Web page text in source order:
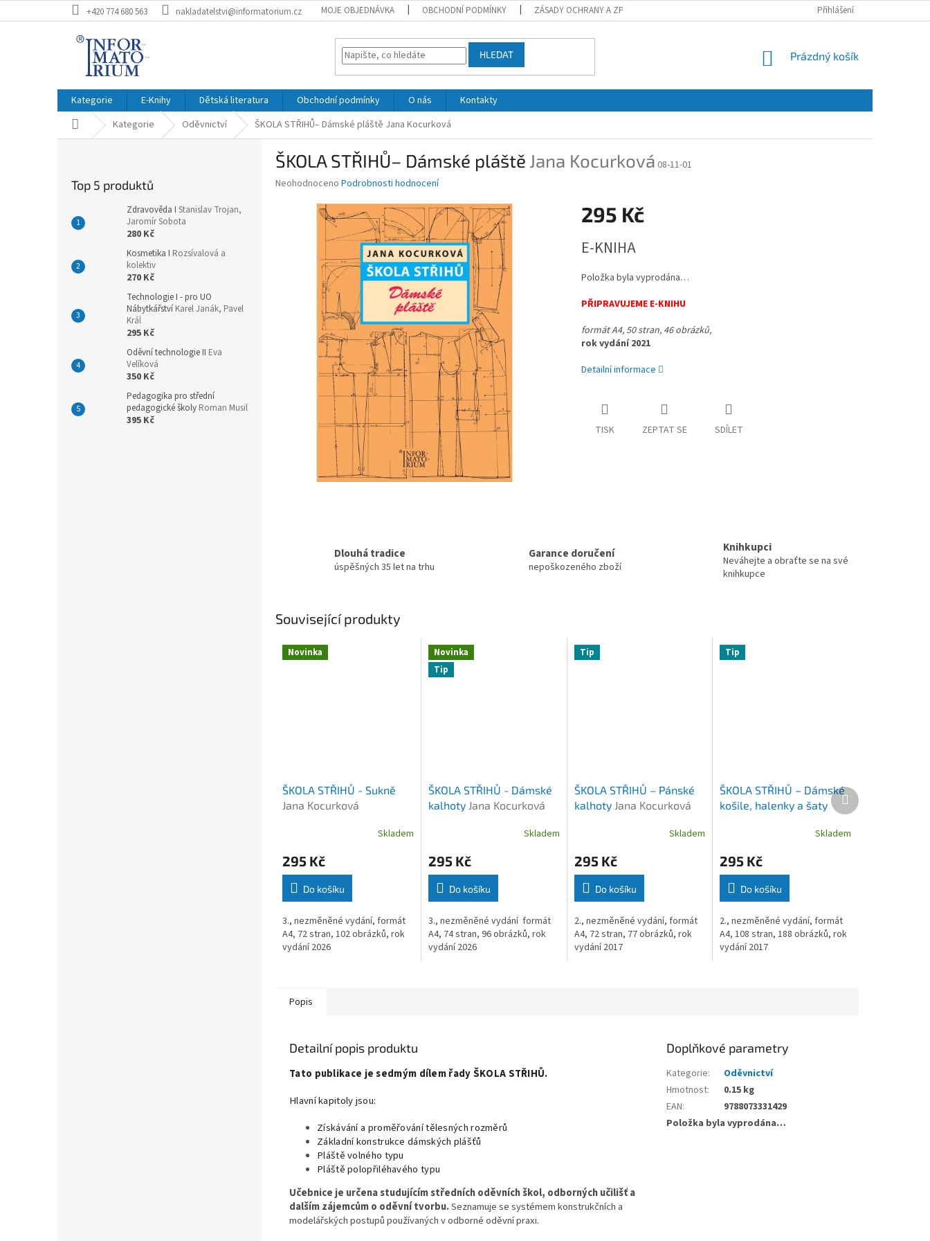
na
+420 774 680 563 nakladatelstvi@informatorium.cz MOJE OBJEDNÁVKA OBCHODNÍ PODMÍNKY ZÁSADY OCHRANY A ZPRACOVÁNÍ OSOBNÍCH ÚDAJŮ A JEJICH POUŽÍVÁNÍ O NÁS
Přihlášení
HLEDAT
NÁKUPNÍ
Prázdný košík
Kategorie E-Knihy Dětská literatura Obchodní podmínky O nás
Kontakty
Domů Kategorie Oděvnictví ŠKOLA STŘIHŮ– Dámské pláště Jana Kocurková
Top 5 produktů
Zdravověda I Stanislav Trojan,
Jaromír Sobota
280 Kč
Kosmetika I Rozsívalová a
kolektiv
270 Kč
Technologie I - pro UO
Nábytkářství Karel Janák, Pavel
Král
295 Kč
Oděvní technologie II Eva
Velíková
350 Kč
Pedagogika pro střední
pedagogické školy Roman Musil
395 Kč
ŠKOLA STŘIHŮ– Dámské pláště Jana Kocurková 08-11-01
Průměrné
Neohodnoceno Podrobnosti hodnocení
295 Kč
cena:
E-KNIHA
Položka byla vyprodána…
PŘIPRAVUJEME E-KNIHU
formát A4, 50 stran, 46 obrázků,
rok vydání 2021
Detailní informace
TISK ZEPTAT SE SDÍLET
Dlouhá tradice
úspěšných 35 let na trhu
Garance doručení
nepoškozeného zboží
Knihkupci
Neváhejte a obraťte se na své
knihkupce
Související produkty
Novinka
ŠKOLA STŘIHŮ - Sukně
Jana Kocurková
Skladem
295 Kč
Do košíku
3., nezměněné vydání, formát
A4, 72 stran, 102 obrázků, rok
vydání 2026
Novinka
Tip
ŠKOLA STŘIHŮ - Dámské
kalhoty Jana Kocurková
Skladem
295 Kč
Do košíku
3., nezměněné vydání formát
A4, 74 stran, 96 obrázků, rok
vydání 2026
Tip
ŠKOLA STŘIHŮ – Pánské
kalhoty Jana Kocurková
Skladem
295 Kč
Do košíku
2., nezměněné vydání, formát
A4, 72 stran, 77 obrázků, rok
vydání 2017
Tip
ŠKOLA STŘIHŮ – Dámské
košile, halenky a šaty
Skladem
295 Kč
Do košíku
2., nezměněné vydání, formát
A4, 108 stran, 188 obrázků, rok
vydání 2017
Další
produkt
Popis
Detailní popis produktu
Tato publikace je sedmým dílem řady ŠKOLA STŘIHŮ.
Hlavní kapitoly jsou:
Získávání a proměřování tělesných rozměrů
Základní konstrukce dámských plášťů
Pláště volného typu
Pláště polopřiléhavého typu
Učebnice je určena studujícím středních oděvních škol, odborných učilišť a
dalším zájemcům o oděvní tvorbu.Seznamuje se systémem konstrukčních a
modelářských postupů používaných v odborné oděvní praxi.
Doplňkové parametry
Kategorie:
Oděvnictví
Hmotnost:
0.15 kg
EAN:
9788073331429
Položka byla vyprodána…